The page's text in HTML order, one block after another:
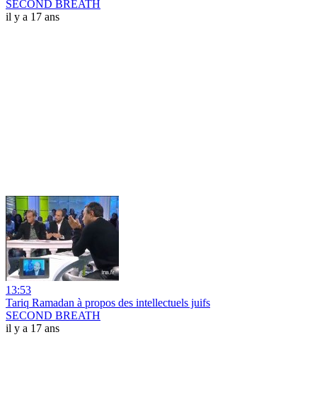
SECOND BREATH
il y a 17 ans
13:53
Tariq Ramadan à propos des intellectuels juifs
SECOND BREATH
il y a 17 ans